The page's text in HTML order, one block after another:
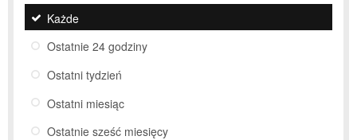
Każde
Ostatnie 24 godziny
Ostatni tydzień
Ostatni miesiąc
Ostatnie sześć miesięcy